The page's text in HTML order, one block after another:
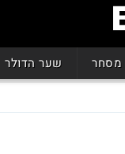
מסחר שער הדולר